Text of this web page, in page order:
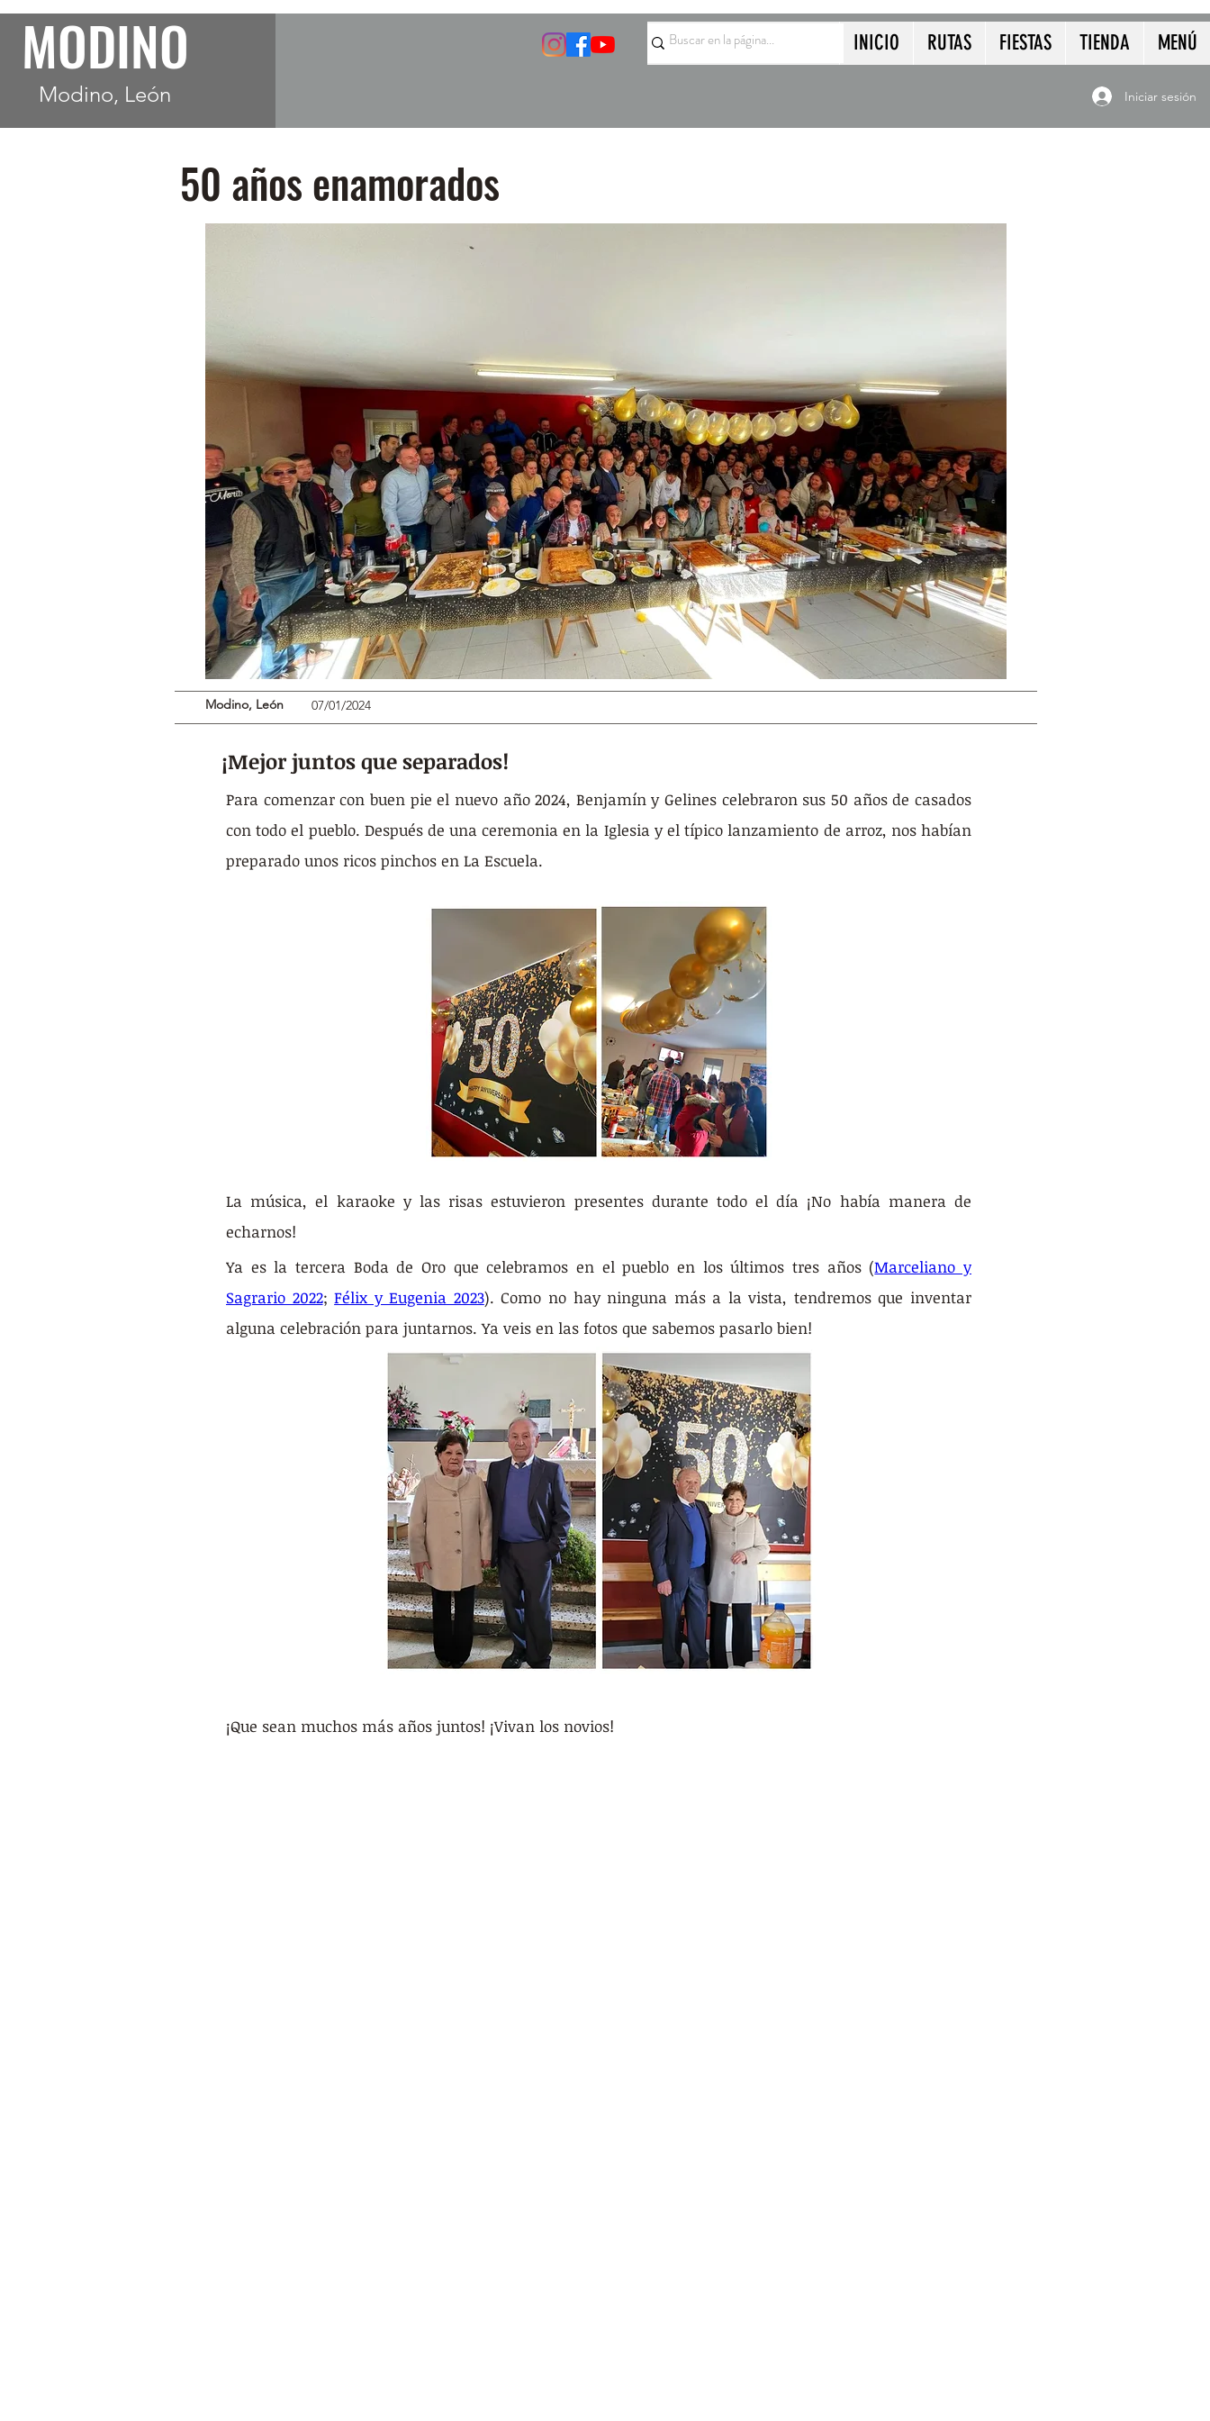
MODINO
Modino, León
INICIO RUTAS FIESTAS TIENDA MENÚ
Iniciar sesión
50 años enamorados
Modino, León 07/01/2024
¡Mejor juntos que separados!
Para comenzar con buen pie el nuevo año 2024, Benjamín y Gelines celebraron sus 50 años de casados
con todo el pueblo. Después de una ceremonia en la Iglesia y el típico lanzamiento de arroz, nos habían
preparado unos ricos pinchos en La Escuela.
La música, el karaoke y las risas estuvieron presentes durante todo el día ¡No había manera de
echarnos!
Ya es la tercera Boda de Oro que celebramos en el pueblo en los últimos tres años (Marceliano y
Sagrario 2022; Félix y Eugenia 2023). Como no hay ninguna más a la vista, tendremos que inventar
alguna celebración para juntarnos. Ya veis en las fotos que sabemos pasarlo bien!
¡Que sean muchos más años juntos! ¡Vivan los novios!